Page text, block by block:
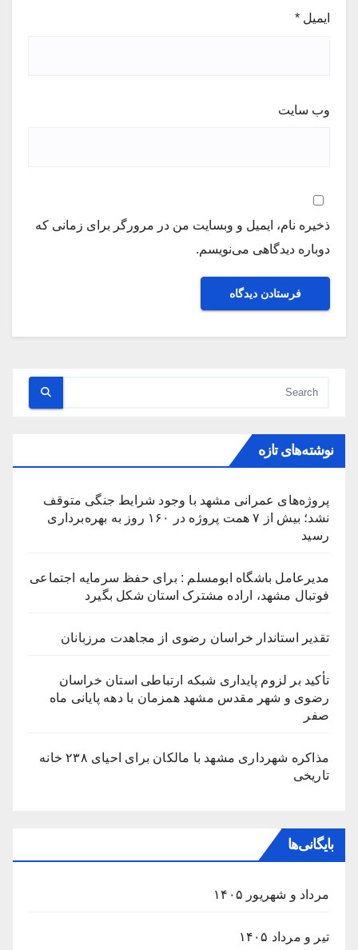
ایمیل *
وب‌ سایت
ذخیره نام، ایمیل و وبسایت من در مرورگر برای زمانی که
دوباره دیدگاهی می‌نویسم.
نوشته‌های تازه
پروژه‌های عمرانی مشهد با وجود شرایط جنگی متوقف
نشد؛ بیش از ۷ همت پروژه در ۱۶۰ روز به بهره‌برداری
رسید
مدیرعامل باشگاه ابومسلم : برای حفظ سرمایه اجتماعی
فوتبال مشهد، اراده مشترک استان شکل بگیرد
تقدیر استاندار خراسان رضوی از مجاهدت مرزبانان
تأکید بر لزوم پایداری شبکه ارتباطی استان خراسان
رضوی و شهر مقدس مشهد همزمان با دهه پایانی ماه
صفر
مذاکره شهرداری مشهد با مالکان برای احیای ۲۳۸ خانه
تاریخی
بایگانی‌ها
مرداد و شهریور ۱۴۰۵
تیر و مرداد ۱۴۰۵